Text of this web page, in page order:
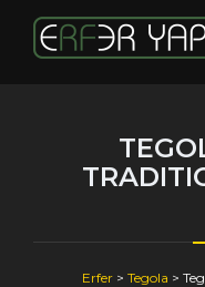
Erfer > Tegola >